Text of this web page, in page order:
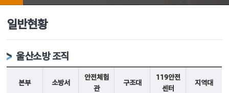
일반현황
울산소방 조직
본부 소방서
안전체험
관
구조대
119안전
센터
지역대